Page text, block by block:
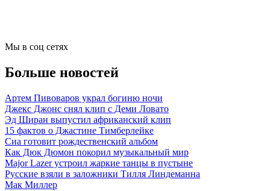
Мы в соц сетях
Больше новостей
Артем Пивоваров украл богиню ночи
Джекс Джонс снял клип с Деми Ловато
Эд Ширан выпустил африканский клип
15 фактов о Джастине Тимберлейке
Сиа готовит рождественский альбом
Как Дюк Дюмон покорил музыкальный мир
Major Lazer устроил жаркие танцы в пустыне
Русские взяли в заложники Тилля Линдеманна
Мак Миллер